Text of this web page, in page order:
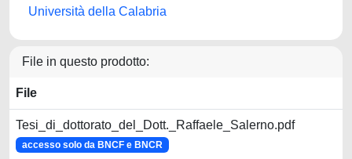
Università della Calabria
File in questo prodotto:
File
Tesi_di_dottorato_del_Dott._Raffaele_Salerno.pdf
accesso solo da BNCF e BNCR